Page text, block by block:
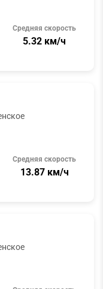
Средняя скорость
5.32 км/ч
Средняя скорость
13.87 км/ч